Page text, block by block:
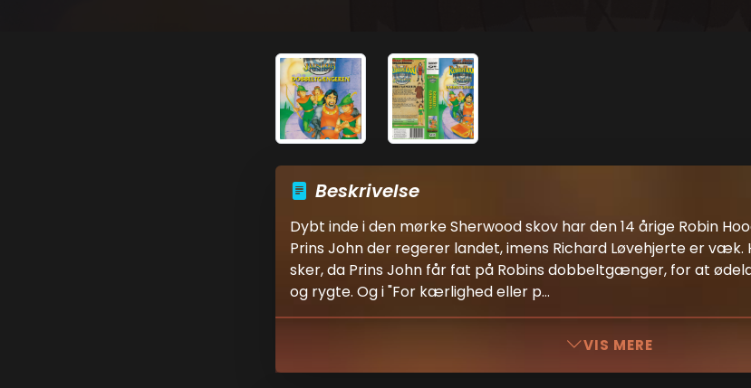
Beskrivelse
Dybt inde i den mørke Sherwood skov har den 14 årige Robin
Prins John der regerer landet, imens Richard Løvehjerte er væk.
sker, da Prins John får fat på Robins dobbeltgænger, for at
og rygte. Og i "For kærlighed eller p...
VIS MERE